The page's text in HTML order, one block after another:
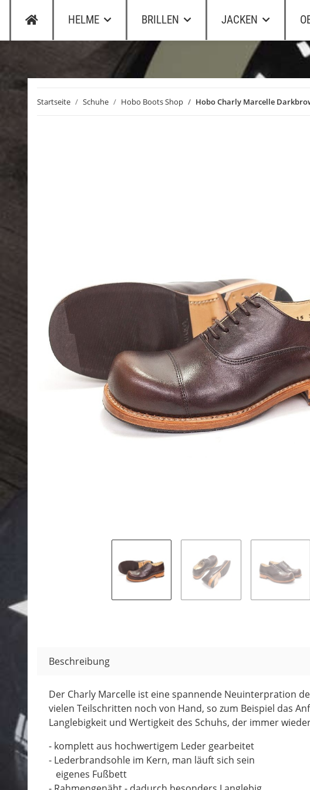
HELME BRILLEN JACKEN
Startseite Schuhe Hobo Boots Shop Hobo Charly Marcelle
Beschreibung
Der Charly Marcelle ist eine spannende Neuinterpration
vielen Teilschritten noch von Hand, so zum Beispiel das
Langlebigkeit und Wertigkeit des Schuhs, der immer
- komplett aus hochwertigem Leder gearbeitet
- Lederbrandsohle im Kern, man läuft sich sein
eigenes Fußbett